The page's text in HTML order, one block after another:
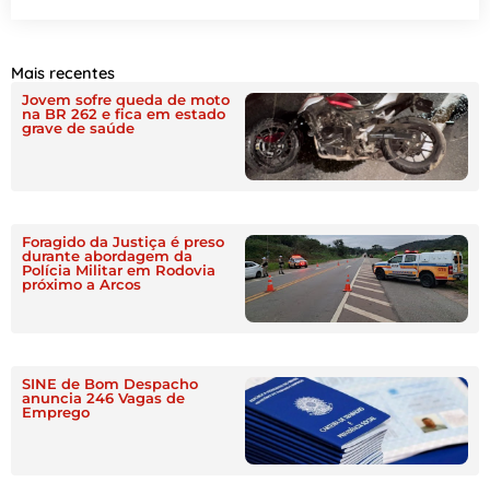
Mais recentes
Jovem sofre queda de moto
na BR 262 e fica em estado
grave de saúde
Foragido da Justiça é preso
durante abordagem da
Polícia Militar em Rodovia
próximo a Arcos
SINE de Bom Despacho
anuncia 246 Vagas de
Emprego